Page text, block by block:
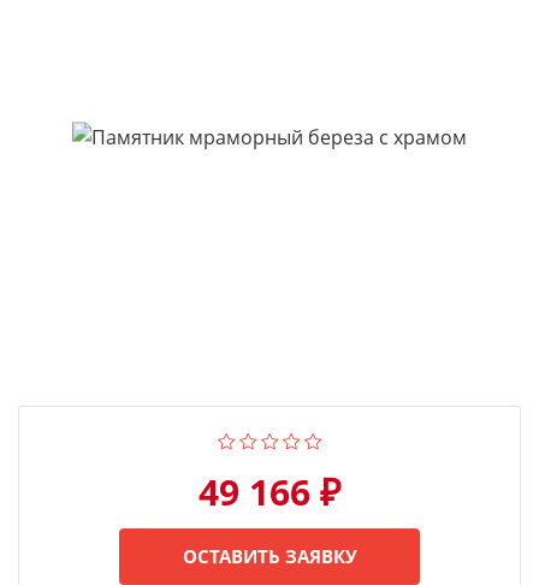
49 166 ₽
ОСТАВИТЬ ЗАЯВКУ